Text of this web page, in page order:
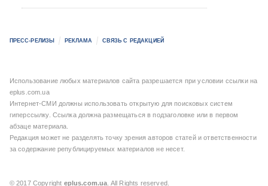
ПРЕСС-РЕЛИЗЫ РЕКЛАМА СВЯЗЬ С РЕДАКЦИЕЙ
Использование любых материалов сайта разрешается при условии ссылки на
eplus.com.ua
Интернет-СМИ должны использовать открытую для поисковых систем
гиперссылку. Ссылка должна размещаться в подзаголовке или в первом
абзаце материала.
Редакция может не разделять точку зрения авторов статей и ответственности
за содержание републицируемых материалов не несет.
© 2017 Copyright eplus.com.ua . All Rights reserved.